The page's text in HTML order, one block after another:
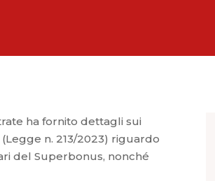
ha fornito dettagli sui
n. 213/2023) riguardo
del Superbonus, nonché